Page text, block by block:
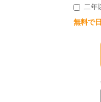
二年
無料で